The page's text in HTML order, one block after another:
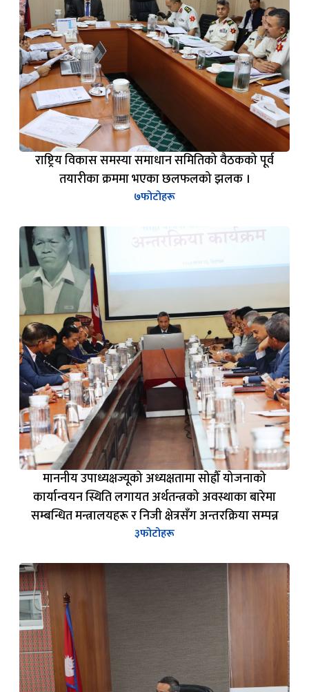
राष्ट्रिय विकास समस्या समाधान समितिको वैठकको पूर्व
तयारीका क्रममा भएका छलफलको झलक ।
७फोटोहरू
माननीय उपाध्यक्षज्यूको अध्यक्षतामा सोह्रौँ योजनाको
कार्यान्वयन स्थिति लगायत अर्थतन्त्रको अवस्थाका बारेमा
सम्बन्धित मन्त्रालयहरू र निजी क्षेत्रसँग अन्तरक्रिया सम्पन्न
३फोटोहरू